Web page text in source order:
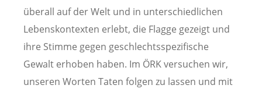
überall auf der Welt und in unterschiedlichen
Lebenskontexten erlebt, die Flagge gezeigt und
ihre Stimme gegen geschlechtsspezifische
Gewalt erhoben haben. Im ÖRK versuchen wir,
unseren Worten Taten folgen zu lassen und mit